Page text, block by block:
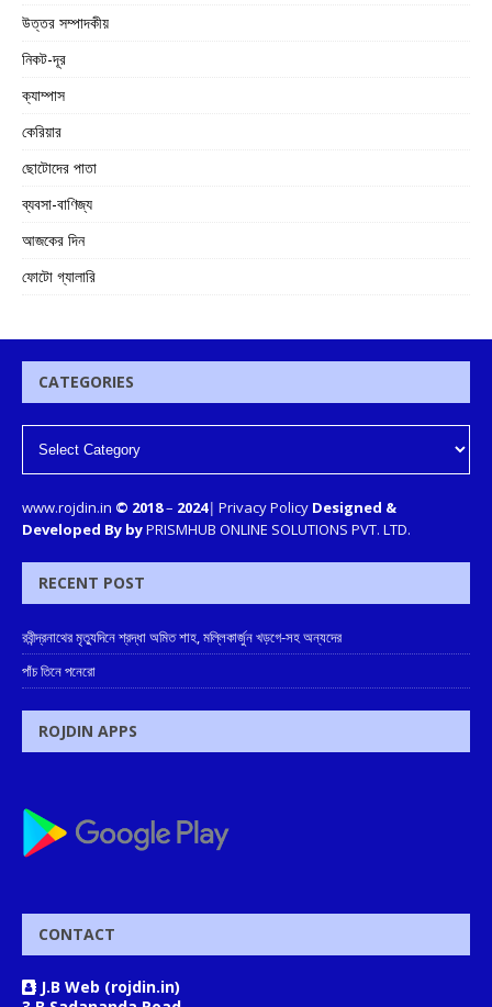
উত্তর সম্পাদকীয়
নিকট-দূর
ক্যাম্পাস
কেরিয়ার
ছোটোদের পাতা
ব্যবসা-বাণিজ্য
আজকের দিন
ফোটো গ্যালারি
CATEGORIES
www.rojdin.in © 2018– 2024| Privacy Policy Designed &
Developed By byPRISMHUB ONLINE SOLUTIONS PVT. LTD.
RECENT POST
রবীন্দ্রনাথের মৃত্যুদিনে শ্রদ্ধা অমিত শাহ, মল্লিকার্জুন খড়গে-সহ অন্যদের
পাঁচ তিনে পনেরো
ROJDIN APPS
CONTACT
J.B Web (rojdin.in)